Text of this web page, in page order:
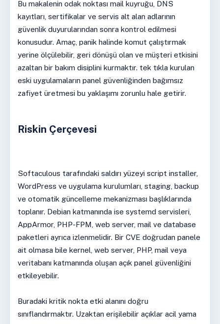
Bu makalenin odak noktası mail kuyruğu, DNS
kayıtları, sertifikalar ve servis alt alan adlarının
güvenlik duyurularından sonra kontrol edilmesi
konusudur. Amaç, panik halinde komut çalıştırmak
yerine ölçülebilir, geri dönüşü olan ve müşteri etkisini
azaltan bir bakım disiplini kurmaktır. tek tıkla kurulan
eski uygulamaların panel güvenliğinden bağımsız
zafiyet üretmesi bu yaklaşımı zorunlu hale getirir.
Riskin Çerçevesi
Softaculous tarafındaki saldırı yüzeyi script installer,
WordPress ve uygulama kurulumları, staging, backup
ve otomatik güncelleme mekanizması başlıklarında
toplanır. Debian katmanında ise systemd servisleri,
AppArmor, PHP-FPM, web server, mail ve database
paketleri ayrıca izlenmelidir. Bir CVE doğrudan panele
ait olmasa bile kernel, web server, PHP, mail veya
veritabanı katmanında oluşan açık panel güvenliğini
etkileyebilir.
Buradaki kritik nokta etki alanını doğru
sınıflandırmaktır. Uzaktan erişilebilir açıklar acil yama